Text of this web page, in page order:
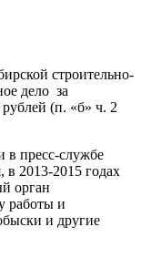
строительно-
дело за
(п. «б» ч. 2
в пресс-службе
2013-2015 годах
орган
работы и
и другие